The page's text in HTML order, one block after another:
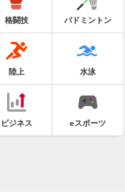
格闘技 バドミントン
陸上 水泳
ビジネス eスポーツ